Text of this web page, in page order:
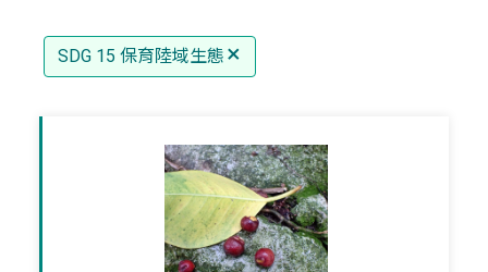
SDG 15 保育陸域生態